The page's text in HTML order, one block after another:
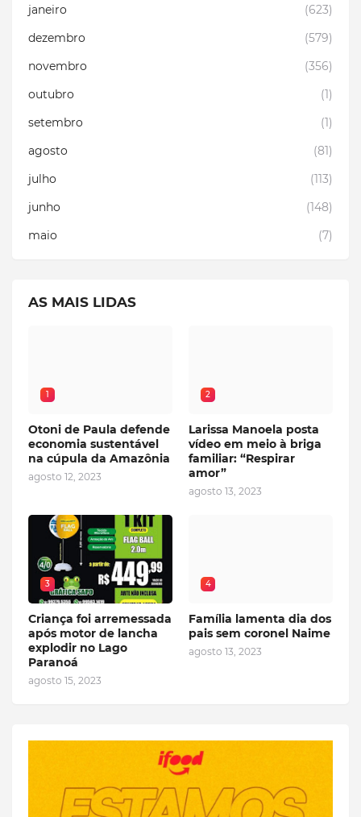
janeiro
(623)
dezembro
(579)
novembro
(356)
outubro
(1)
setembro
(1)
agosto
(81)
julho
(113)
junho
(148)
maio
(7)
AS MAIS LIDAS
1
Otoni de Paula defende
economia sustentável
na cúpula da Amazônia
agosto 12, 2023
2
Larissa Manoela posta
vídeo em meio à briga
familiar: “Respirar
amor”
agosto 13, 2023
3
Criança foi arremessada
após motor de lancha
explodir no Lago
Paranoá
agosto 15, 2023
4
Família lamenta dia dos
pais sem coronel Naime
agosto 13, 2023